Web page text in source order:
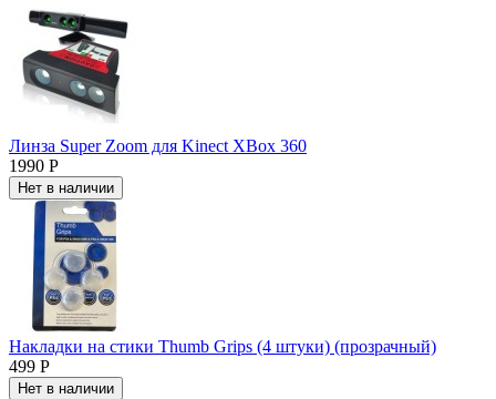
Линза Super Zoom для Kinect XBox 360
1990 Р
Нет в наличии
Накладки на стики Thumb Grips (4 штуки) (прозрачный)
499 Р
Нет в наличии